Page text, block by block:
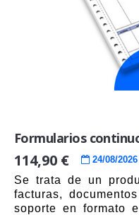
Formularios
114,90 € 24/08/2026
Se trata de un
facturas,
soporte en formato